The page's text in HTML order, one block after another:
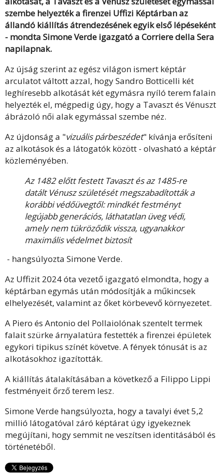
szembe helyezték a firenzei Uffizi Képtárban az
állandó kiállítás átrendezésének egyik első lépéseként
- mondta Simone Verde igazgató a Corriere della Sera
napilapnak.
Az újság szerint az egész világon ismert képtár
arculatot váltott azzal, hogy Sandro Botticelli két
leghíresebb alkotását két egymásra nyíló terem falain
helyezték el, mégpedig úgy, hogy a Tavaszt és Vénuszt
ábrázoló női alak egymással szembe néz.
Az újdonság a "vizuális párbeszédet" kívánja erősíteni
az alkotások és a látogatók között - olvasható a képtár
közleményében.
Az 1482 előtt festett Tavaszt és az 1485-re
datált Vénusz születését megszabadították a
korábbi védőüvegtől: mindkét festményt
legújabb generációs, láthatatlan üveg védi,
amely nem tükröződik vissza, ugyanakkor
maximális védelmet biztosít
- hangsúlyozta Simone Verde.
Az Uffizit 2024 óta vezető igazgató elmondta, hogy a
képtárban egymás után módosítják a műkincsek
elhelyezését, valamint az őket körbevevő környezetet.
A Piero és Antonio del Pollaiolónak szentelt termek
falait szürke árnyalatúra festették a firenzei épületek
egykori tipikus színét követve. A fények tónusát is az
alkotásokhoz igazították.
A kiállítás átalakításában a következő a Filippo Lippi
festményeit őrző terem lesz.
Simone Verde hangsúlyozta, hogy a tavalyi évet 5,2
millió látogatóval záró képtárat úgy igyekeznek
megújítani, hogy semmit ne veszítsen identitásából és
történetéből.